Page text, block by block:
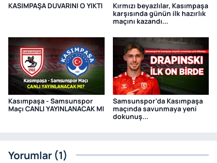
KASIMPAŞA DUVARINI O YIKTI
Kırmızı beyazlılar, Kasımpaşa
karşısında günün ilk hazırlık
maçını kazandı...
Kasımpaşa - Samsunspor
Maçı CANLI YAYINLANACAK MI
Samsunspor'da Kasımpaşa
maçında savunmaya yeni
dokunuş...
Yorumlar (1)